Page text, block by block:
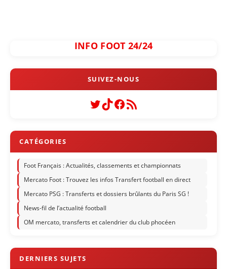
INFO FOOT 24/24
Twitter
TikTok
Facebook
Flux RSS
Foot Français : Actualités, classements et championnats
Mercato Foot : Trouvez les infos Transfert football en direct
Mercato PSG : Transferts et dossiers brûlants du Paris SG !
News-fil de l’actualité football
OM mercato, transferts et calendrier du club phocéen